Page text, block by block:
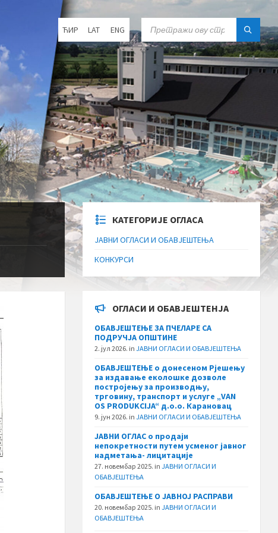
language:
ЋИР LAT ENG
КАТЕГОРИЈЕ ОГЛАСА
ЈАВНИ ОГЛАСИ И ОБАВЈЕШТЕЊА
КОНКУРСИ
ОГЛАСИ И ОБАВЈЕШТЕНЈА
ОБАВЈЕШТЕЊЕ ЗА ПЧЕЛАРЕ СА
ПОДРУЧЈА ОПШТИНЕ
2. јул 2026. inЈАВНИ ОГЛАСИ И ОБАВЈЕШТЕЊА
ОБАВЈЕШТЕЊЕ о донесеном Рјешењу
за издавање еколошке дозволе
постројењу за производњу,
трговину, транспорт и услуге „VAN
OS PRODUKCIJA“ д.о.о. Карановац
9. јун 2026. inЈАВНИ ОГЛАСИ И ОБАВЈЕШТЕЊА
ЈАВНИ ОГЛАС о продаји
непокретности путем усменог јавног
надметања- лицитације
27. новембар 2025. inЈАВНИ ОГЛАСИ И
ОБАВЈЕШТЕЊА
ОБАВЈЕШТЕЊЕ О ЈАВНОЈ РАСПРАВИ
20. новембар 2025. inЈАВНИ ОГЛАСИ И
ОБАВЈЕШТЕЊА